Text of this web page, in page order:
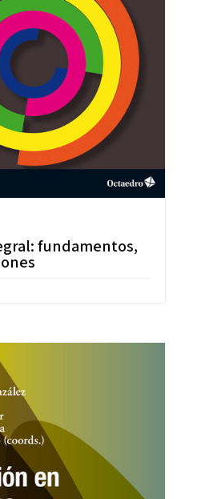
fundamentos,